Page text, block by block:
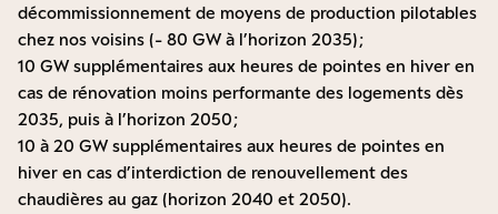
décommissionnement de moyens de production pilotables
chez nos voisins (- 80 GW à l’horizon 2035) ;
10 GW supplémentaires aux heures de pointes en hiver en
cas de rénovation moins performante des logements dès
2035, puis à l’horizon 2050 ;
10 à 20 GW supplémentaires aux heures de pointes en
hiver en cas d’interdiction de renouvellement des
chaudières au gaz (horizon 2040 et 2050).